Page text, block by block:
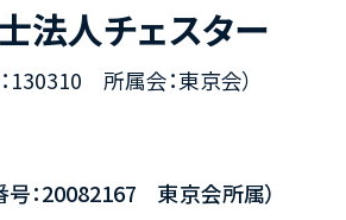
法人チェスター
130310 所属会：東京会）
号：20082167 東京会所属）